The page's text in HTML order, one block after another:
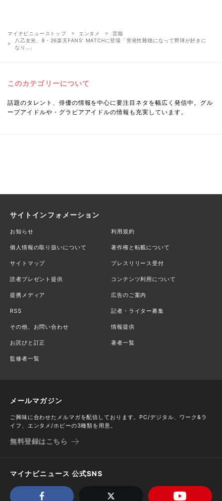
マイナビニューストップ エンタメ
芸能
八乙女光、8・26楽天FANS’ MATCHに登場「突発性難聴になって野球が好きに
なり…」
このカテゴリーについて
話題のタレント、俳優の情報を中心に要注目ネタを幅広く発信中。グル
ープアイドルや・グラビアアイドルの情報も充実しています。
サイトインフォメーション
お知らせ 利用規約
個人情報の取り扱いについて 著作権と転載について
サイトマップ プレスリリース受付
読者プレゼント提供 コンテンツ利用について
提携メディア 広告のご案内
RSS 記者・ライター募集
その他、お問い合わせ 情報提供
お詫びと訂正 著者一覧
監修者一覧
メールマガジン
ご興味に合わせたメルマガを配信しております。PC/デジタル、ワーク&ラ
イフ、エンタメ/ホビーの3種類を用意。
無料登録はこちら
マイナビニュース 公式SNS